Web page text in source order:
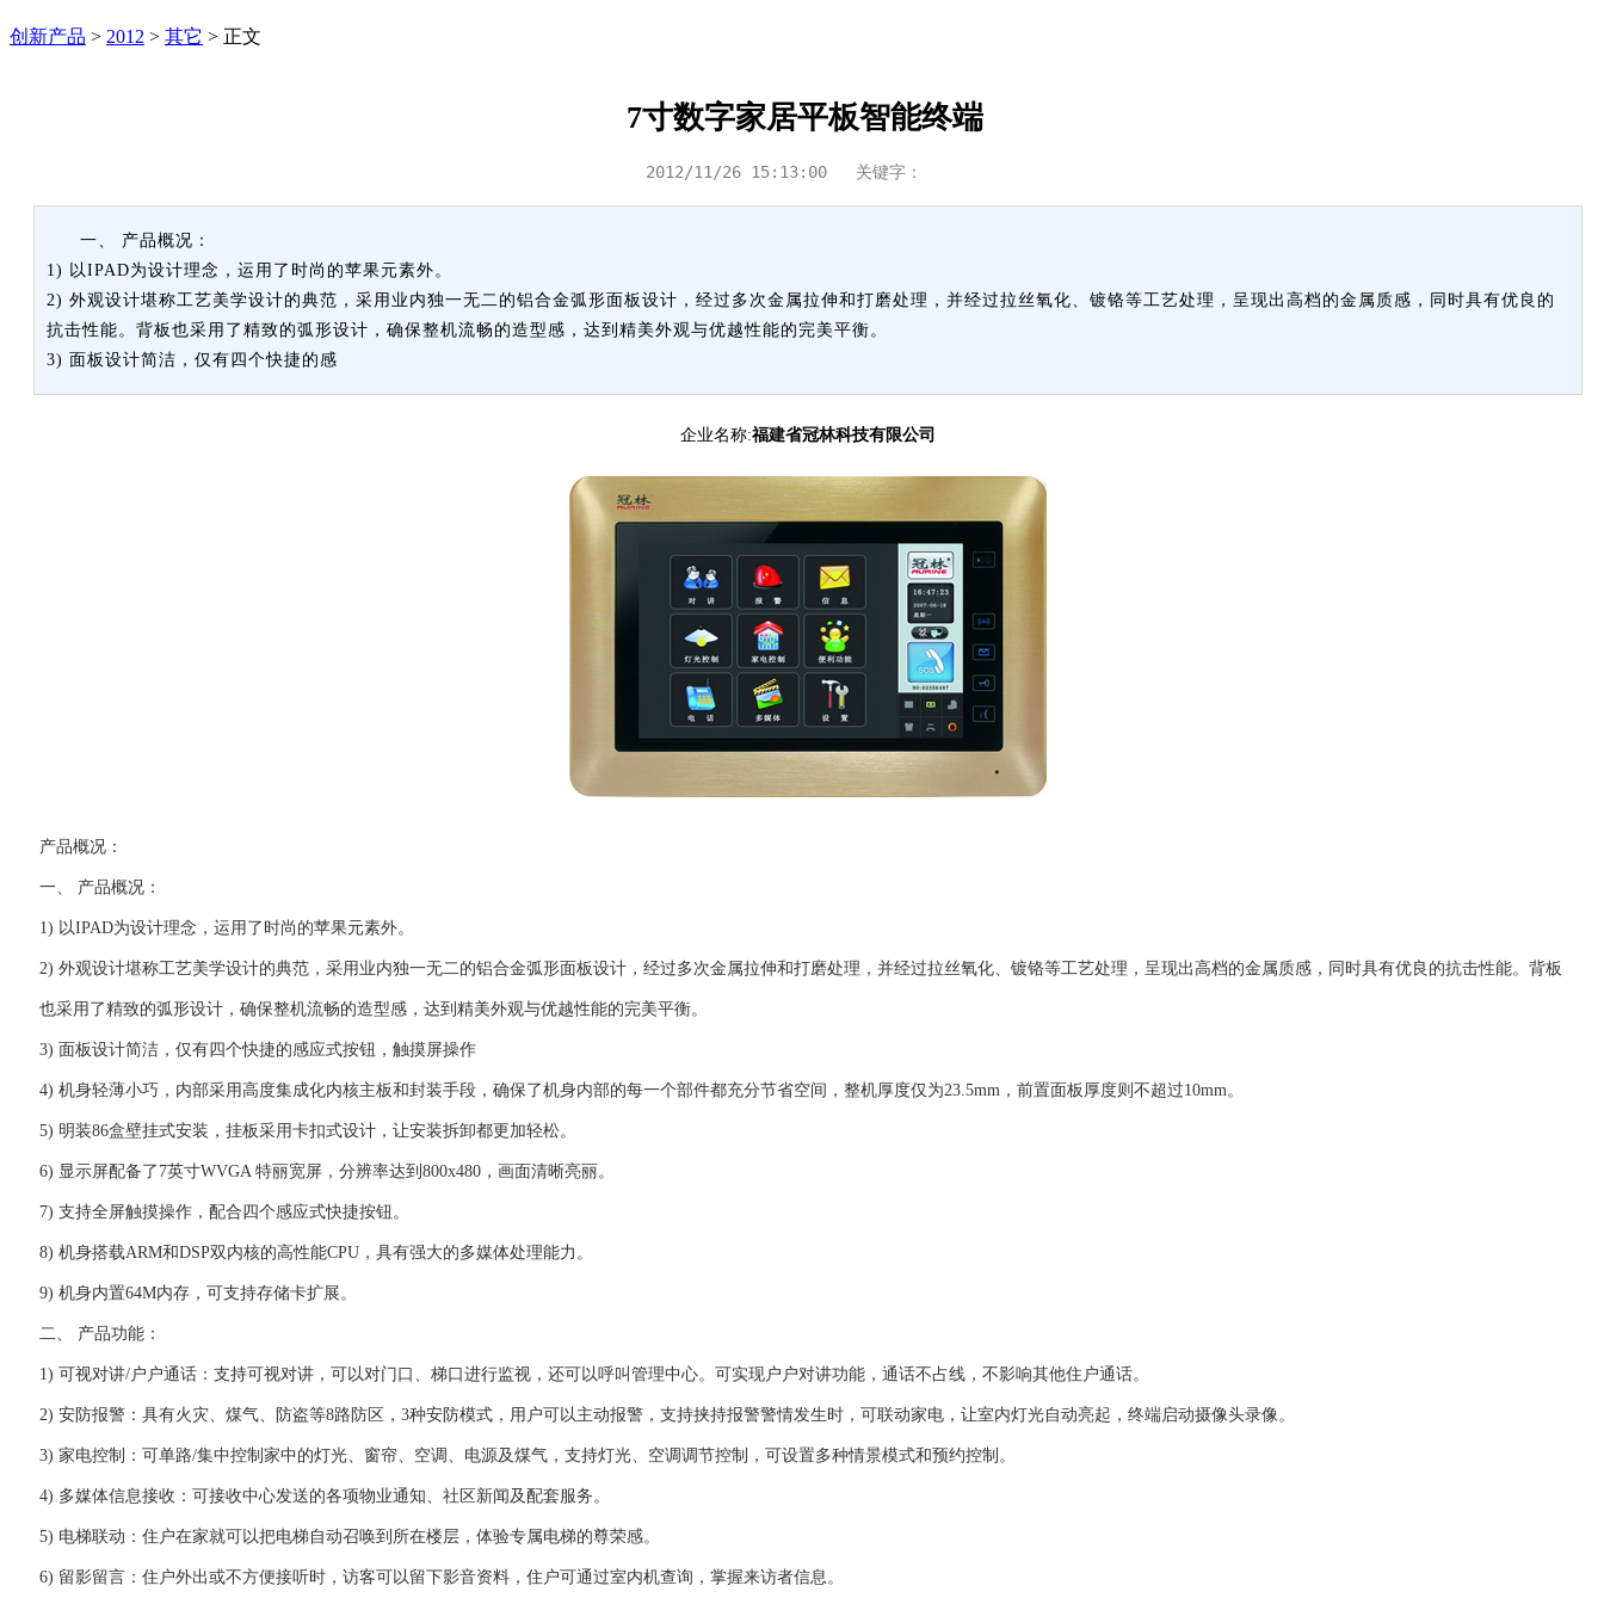
创新产品 > 2012 > 其它 > 正文
7寸数字家居平板智能终端
2012/11/26 15:13:00 关键字：
一、 产品概况：
1) 以IPAD为设计理念，运用了时尚的苹果元素外。
2) 外观设计堪称工艺美学设计的典范，采用业内独一无二的铝合金弧形面板设计，经过多次金属拉伸和打磨处理，并经过拉丝氧化、镀铬等工艺处理，呈现出高档的金属质感，同时具有优良的
抗击性能。背板也采用了精致的弧形设计，确保整机流畅的造型感，达到精美外观与优越性能的完美平衡。
3) 面板设计简洁，仅有四个快捷的感
企业名称:福建省冠林科技有限公司
产品概况：
一、 产品概况：
1) 以IPAD为设计理念，运用了时尚的苹果元素外。
2) 外观设计堪称工艺美学设计的典范，采用业内独一无二的铝合金弧形面板设计，经过多次金属拉伸和打磨处理，并经过拉丝氧化、镀铬等工艺处理，呈现出高档的金属质感，同时具有优良的抗击性能。背板
也采用了精致的弧形设计，确保整机流畅的造型感，达到精美外观与优越性能的完美平衡。
3) 面板设计简洁，仅有四个快捷的感应式按钮，触摸屏操作
4) 机身轻薄小巧，内部采用高度集成化内核主板和封装手段，确保了机身内部的每一个部件都充分节省空间，整机厚度仅为23.5mm，前置面板厚度则不超过10mm。
5) 明装86盒壁挂式安装，挂板采用卡扣式设计，让安装拆卸都更加轻松。
6) 显示屏配备了7英寸WVGA 特丽宽屏，分辨率达到800x480，画面清晰亮丽。
7) 支持全屏触摸操作，配合四个感应式快捷按钮。
8) 机身搭载ARM和DSP双内核的高性能CPU，具有强大的多媒体处理能力。
9) 机身内置64M内存，可支持存储卡扩展。
二、 产品功能：
1) 可视对讲/户户通话：支持可视对讲，可以对门口、梯口进行监视，还可以呼叫管理中心。可实现户户对讲功能，通话不占线，不影响其他住户通话。
2) 安防报警：具有火灾、煤气、防盗等8路防区，3种安防模式，用户可以主动报警，支持挟持报警警情发生时，可联动家电，让室内灯光自动亮起，终端启动摄像头录像。
3) 家电控制：可单路/集中控制家中的灯光、窗帘、空调、电源及煤气，支持灯光、空调调节控制，可设置多种情景模式和预约控制。
4) 多媒体信息接收：可接收中心发送的各项物业通知、社区新闻及配套服务。
5) 电梯联动：住户在家就可以把电梯自动召唤到所在楼层，体验专属电梯的尊荣感。
6) 留影留言：住户外出或不方便接听时，访客可以留下影音资料，住户可通过室内机查询，掌握来访者信息。